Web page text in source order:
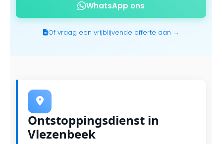
WhatsApp ons
Of vraag een vrijblijvende offerte aan →
Ontstoppingsdienst in
Vlezenbeek